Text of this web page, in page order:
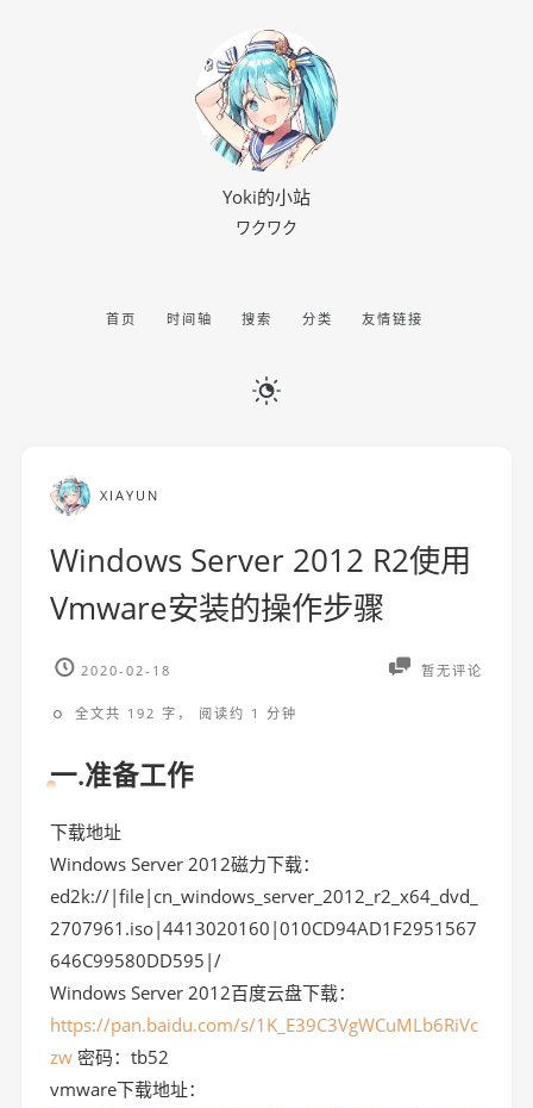
Yoki的小站
ワクワク
首页 时间轴 搜索 分类 友情链接
XIAYUN
Windows Server 2012 R2使用
Vmware安装的操作步骤
2020-02-18 暂无评论
全文共 192 字， 阅读约 1 分钟
一.准备工作
下载地址
Windows Server 2012磁力下载：
ed2k://|file|cn_windows_server_2012_r2_x64_dvd_
2707961.iso|4413020160|010CD94AD1F2951567
646C99580DD595|/
Windows Server 2012百度云盘下载：
https://pan.baidu.com/s/1K_E39C3VgWCuMLb6RiVc
zw 密码：tb52
vmware下载地址：